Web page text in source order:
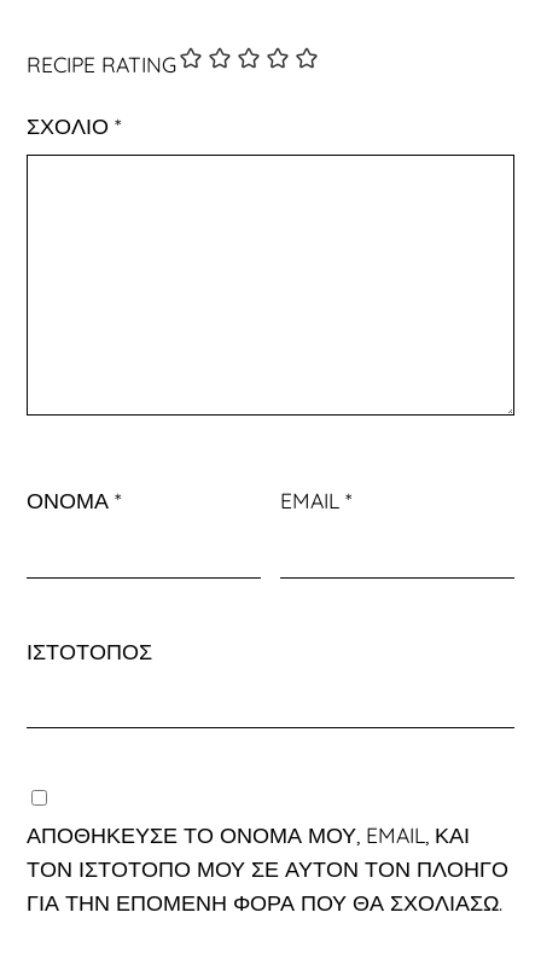
RECIPE RATING
ΣΧΌΛΙΟ*
ΌΝΟΜΑ* EMAIL*
ΙΣΤΌΤΟΠΟΣ
ΑΠΟΘΉΚΕΥΣΕ ΤΟ ΌΝΟΜΆ ΜΟΥ, EMAIL, ΚΑΙ
ΤΟΝ ΙΣΤΌΤΟΠΟ ΜΟΥ ΣΕ ΑΥΤΌΝ ΤΟΝ ΠΛΟΗΓΌ
ΓΙΑ ΤΗΝ ΕΠΌΜΕΝΗ ΦΟΡΆ ΠΟΥ ΘΑ ΣΧΟΛΙΆΣΩ.